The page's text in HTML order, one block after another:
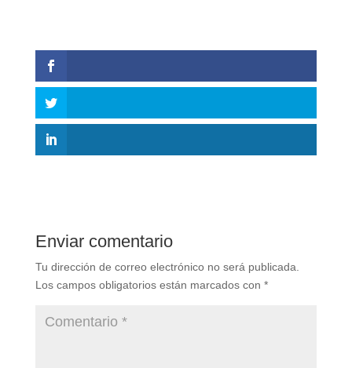
Enviar comentario
Tu dirección de correo electrónico no será publicada.
Los campos obligatorios están marcados con *